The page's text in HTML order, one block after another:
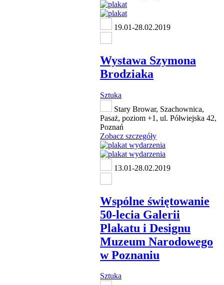
19.01-28.02.2019
Wystawa Szymona
Brodziaka
Sztuka
Stary Browar, Szachownica,
Pasaż, poziom +1, ul. Półwiejska 42,
Poznań
Zobacz szczegóły
13.01-28.02.2019
Wspólne świętowanie
50-lecia Galerii
Plakatu i Designu
Muzeum Narodowego
w Poznaniu
Sztuka